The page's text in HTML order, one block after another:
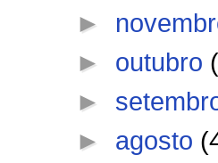
►
► outubro
►
► agosto